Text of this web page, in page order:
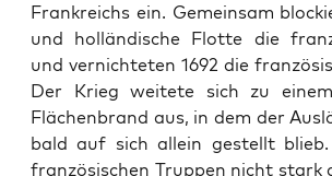
Frankre­ichs ein. Gemein­sam
und hol­ländis­che Flotte die
und ver­nichteten 1692 die
Der Krieg weit­ete sich zu
Flächen­brand aus, in dem der
bald auf sich allein gestellt
franzö­sis­chen Trup­pen nicht stark